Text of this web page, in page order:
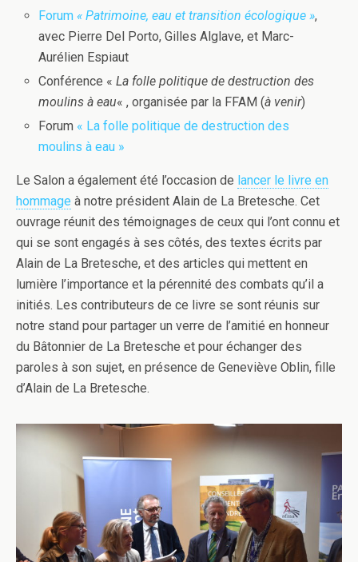
Forum « Patrimoine, eau et transition écologique »,
avec Pierre Del Porto, Gilles Alglave, et Marc-
Aurélien Espiaut
Conférence «La folle politique de destruction des
moulins à eau« , organisée par la FFAM (à venir)
Forum « La folle politique de destruction des
moulins à eau »
Le Salon a également été l’occasion de lancer le livre en
hommage à notre président Alain de La Bretesche. Cet
ouvrage réunit des témoignages de ceux qui l’ont connu et
qui se sont engagés à ses côtés, des textes écrits par
Alain de La Bretesche, et des articles qui mettent en
lumière l’importance et la pérennité des combats qu’il a
initiés. Les contributeurs de ce livre se sont réunis sur
notre stand pour partager un verre de l’amitié en honneur
du Bâtonnier de La Bretesche et pour échanger des
paroles à son sujet, en présence de Geneviève Oblin, fille
d’Alain de La Bretesche.